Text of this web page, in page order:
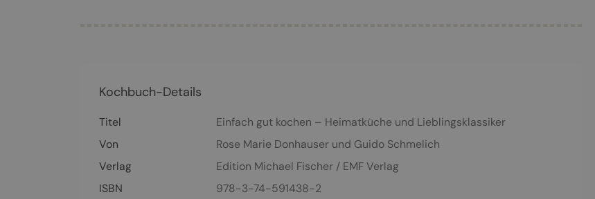
Kochbuch-Details
Titel
Einfach gut kochen – Heimatküche und Lieblingsklassiker
Von
Rose Marie Donhauser und Guido Schmelich
Verlag
Edition Michael Fischer / EMF Verlag
ISBN
978-3-74-591438-2